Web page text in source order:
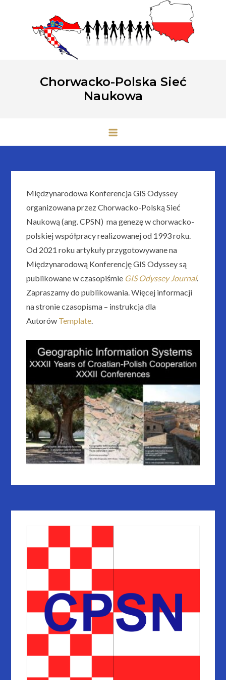
Chorwacko-Polska Sieć
Naukowa
Międzynarodowa Konferencja GIS Odyssey
organizowana przez Chorwacko-Polską Sieć
Naukową (ang. CPSN) ma genezę w chorwacko-
polskiej współpracy realizowanej od 1993 roku.
Od 2021 roku artykuły przygotowywane na
Międzynarodową Konferencję GIS Odyssey są
publikowane w czasopiśmie GIS Odyssey Journal.
Zapraszamy do publikowania. Więcej informacji
na stronie czasopisma – instrukcja dla
Autorów Template.